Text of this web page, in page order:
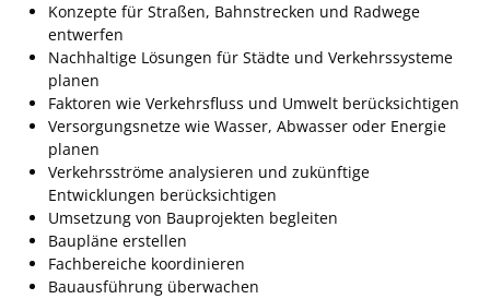
Konzepte für Straßen, Bahnstrecken und Radwege
entwerfen
Nachhaltige Lösungen für Städte und Verkehrssysteme
planen
Faktoren wie Verkehrsfluss und Umwelt berücksichtigen
Versorgungsnetze wie Wasser, Abwasser oder Energie
planen
Verkehrsströme analysieren und zukünftige
Entwicklungen berücksichtigen
Umsetzung von Bauprojekten begleiten
Baupläne erstellen
Fachbereiche koordinieren
Bauausführung überwachen